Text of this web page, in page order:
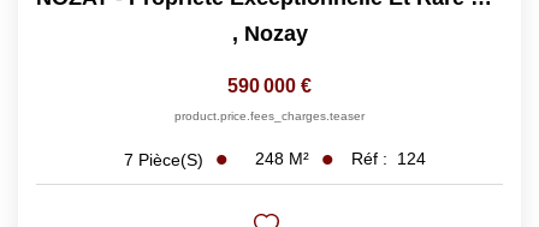
, Nozay
590 000 €
product.price.fees_charges.teaser
7 Pièce(s) 248 M² Réf : 124